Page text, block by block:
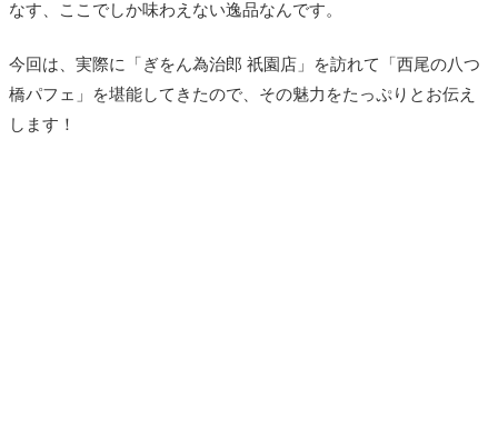
なす、ここでしか味わえない逸品なんです。
今回は、実際に「ぎをん為治郎 祇園店」を訪れて「西尾の八つ
橋パフェ」を堪能してきたので、その魅力をたっぷりとお伝え
します！